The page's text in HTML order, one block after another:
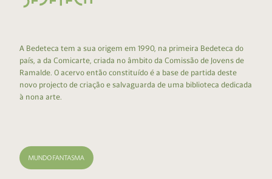
A Bedeteca tem a sua origem em 1990, na primeira Bedeteca do
país, a da Comicarte, criada no âmbito da Comissão de Jovens de
Ramalde. O acervo então constituído é a base de partida deste
novo projecto de criação e salvaguarda de uma biblioteca dedicada
à nona arte.